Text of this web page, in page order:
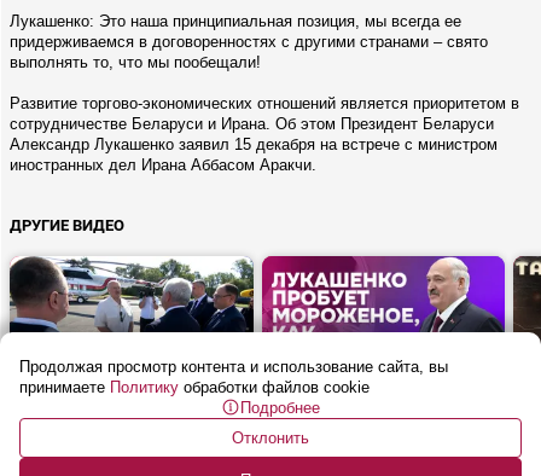
Лукашенко: Это наша принципиальная позиция, мы всегда ее
придерживаемся в договоренностях с другими странами – свято
выполнять то, что мы пообещали!
Развитие торгово-экономических отношений является приоритетом в
сотрудничестве Беларуси и Ирана. Об этом Президент Беларуси
Александр Лукашенко заявил 15 декабря на встрече с министром
иностранных дел Ирана Аббасом Аракчи.
ДРУГИЕ ВИДЕО
16+ 10 мин
большего, откровенно говоря!
| Брест
16+
Лукашенко: Настаиваю на
СТАРОЙ рецептуре! |
Кобринское МОРОЖЕНОЕ:
Продолжая просмотр контента и использование сайта, вы
принимаете Политику обработки файлов cookie
Подробнее
Отклонить